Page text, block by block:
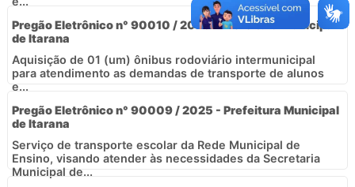
Pregão Eletrônico n° 90010 / 2025 - Prefeitura Municipal
de Itarana
Aquisição de 01 (um) ônibus rodoviário intermunicipal
para atendimento as demandas de transporte de alunos
e...
Pregão Eletrônico n° 90009 / 2025 - Prefeitura Municipal
de Itarana
Serviço de transporte escolar da Rede Municipal de
Ensino, visando atender às necessidades da Secretaria
Municipal de...